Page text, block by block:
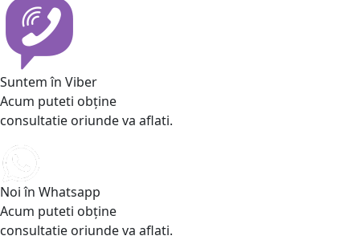
Suntem în Viber
Acum puteti obține
consultatie oriunde va aflati.
Noi în Whatsapp
Acum puteti obține
consultatie oriunde va aflati.